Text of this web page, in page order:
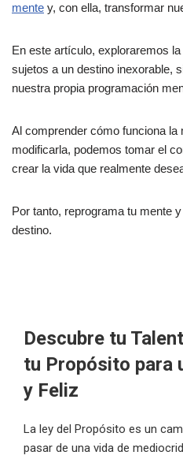
mente y, con ella, transformar
En este artículo, exploraremos
sujetos a un destino inexorable,
nuestra propia programación
Al comprender cómo funciona la
modificarla, podemos tomar el
crear la vida que realmente
Por tanto, reprograma tu mente
destino.
Descubre tu
tu Propósito para
y Feliz
La ley del Propósito es un
pasar de una vida de